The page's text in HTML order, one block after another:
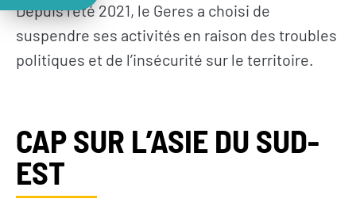
Depuis l’été 2021, le Geres a choisi de
suspendre ses activités en raison des troubles
politiques et de l’insécurité sur le territoire.
CAP SUR L’ASIE DU SUD-
EST